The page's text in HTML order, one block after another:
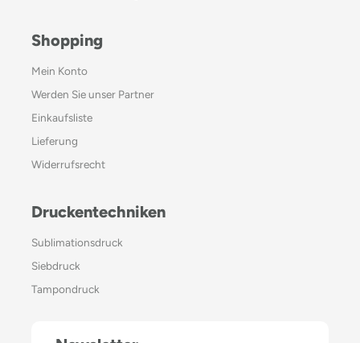
Shopping
Mein Konto
Werden Sie unser Partner
Einkaufsliste
Lieferung
Widerrufsrecht
Druckentechniken
Sublimationsdruck
Siebdruck
Tampondruck